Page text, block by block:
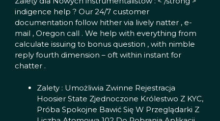
indigence help ? Our 24/7 customer
documentation follow hither via lively natter , e-
mail , Oregon call . We help with everything from
calculate issuing to bonus question , with nimble
reply fourth dimension – oft within instant for
chatter .
Zalety : Umożliwia Zwinne Rejestracja
Hoosier State Zjednoczone Królestwo Z KYC,
Próba Spokojne Bawić Się W Przeglądarki Z